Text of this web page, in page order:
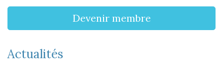
Devenir membre
Actualités